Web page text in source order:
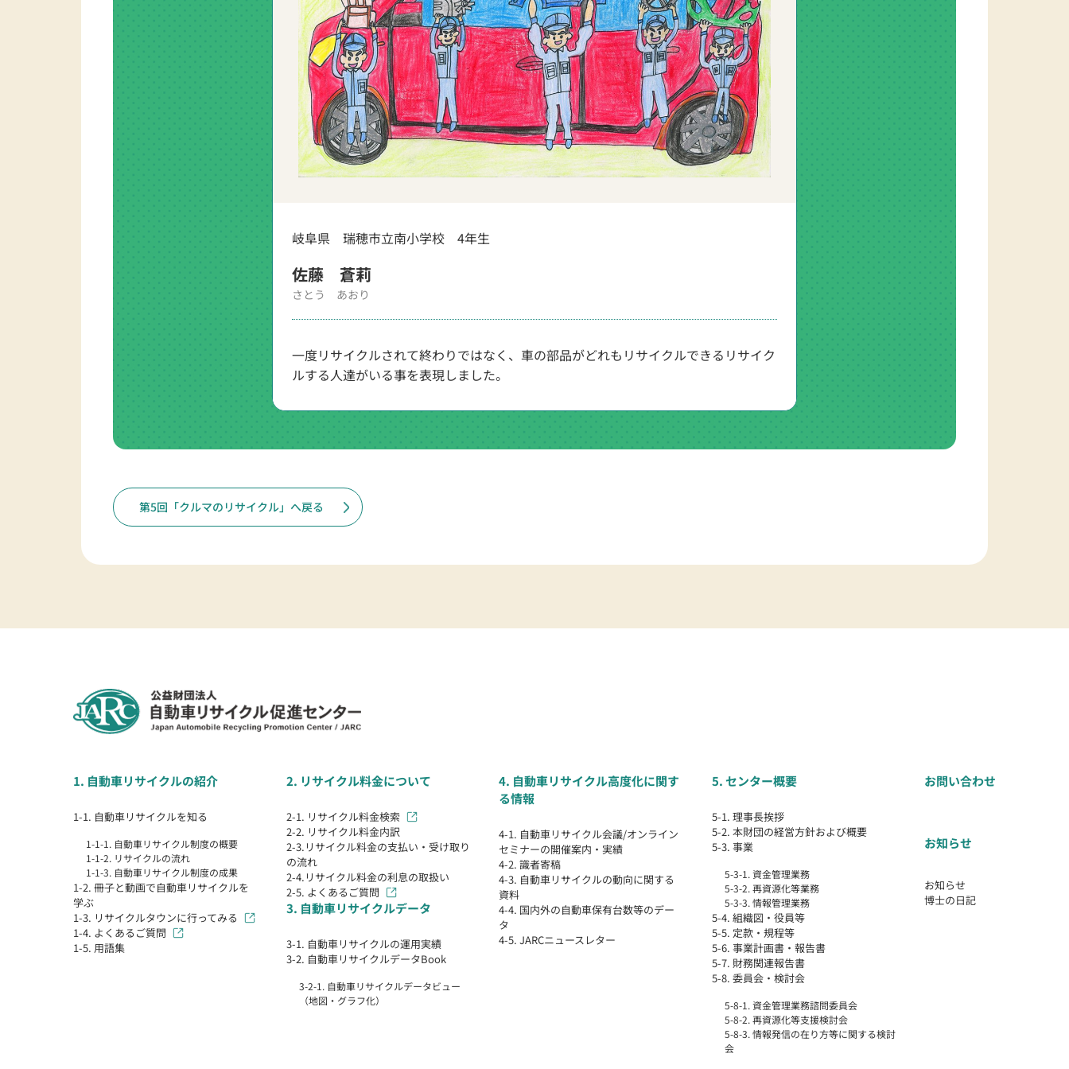
岐阜県 瑞穂市立南小学校 4年生
佐藤 蒼莉
さとう あおり
一度リサイクルされて終わりではなく、車の部品がどれもリサイクルできるリサイク
ルする人達がいる事を表現しました。
第5回「クルマのリサイクル」へ戻る
1. 自動車リサイクルの紹介
1-1. 自動車リサイクルを知る
1-1-1. 自動車リサイクル制度の概要
1-1-2. リサイクルの流れ
1-1-3. 自動車リサイクル制度の成果
1-2. 冊子と動画で自動車リサイクルを
学ぶ
1-3. リサイクルタウンに行ってみる
1-4. よくあるご質問
1-5. 用語集
2. リサイクル料金について
2-1. リサイクル料金検索
2-2. リサイクル料金内訳
2-3.リサイクル料金の支払い・受け取り
の流れ
2-4.リサイクル料金の利息の取扱い
2-5. よくあるご質問
3. 自動車リサイクルデータ
3-1. 自動車リサイクルの運用実績
3-2. 自動車リサイクルデータBook
3-2-1. 自動車リサイクルデータビュー
（地図・グラフ化）
4. 自動車リサイクル高度化に関す
る情報
4-1. 自動車リサイクル会議/オンライン
セミナーの開催案内・実績
4-2. 識者寄稿
4-3. 自動車リサイクルの動向に関する
資料
4-4. 国内外の自動車保有台数等のデー
タ
4-5. JARCニュースレター
5. センター概要
5-1. 理事長挨拶
5-2. 本財団の経営方針および概要
5-3. 事業
5-3-1. 資金管理業務
5-3-2. 再資源化等業務
5-3-3. 情報管理業務
5-4. 組織図・役員等
5-5. 定款・規程等
5-6. 事業計画書・報告書
5-7. 財務関連報告書
5-8. 委員会・検討会
5-8-1. 資金管理業務諮問委員会
5-8-2. 再資源化等支援検討会
5-8-3. 情報発信の在り方等に関する検討
会
お問い合わせ
お知らせ
お知らせ
博士の日記